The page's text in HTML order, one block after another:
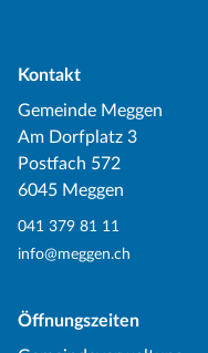
Kontakt
Gemeinde Meggen
Am Dorfplatz 3
Postfach 572
6045 Meggen
041 379 81 11
info@meggen.ch
Öffnungszeiten